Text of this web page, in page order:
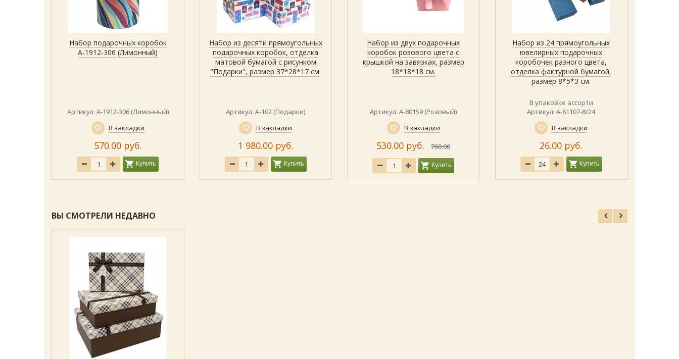
Быстрый просмотр
Показать
Набор подарочных коробок
А-1912-306 (Лимонный)
Артикул: А-1912-306 (Лимонный)
В закладки
570.00 руб.
Купить
Быстрый просмотр
Показать
Набор из десяти прямоугольных
подарочных коробок, отделка
матовой бумагой с рисунком
"Подарки", размер 37*28*17 см.
Артикул: А-102 (Подарки)
В закладки
1 980.00 руб.
Купить
Быстрый просмотр
Показать
Набор из двух подарочных
коробок розового цвета с
крышкой на завязках, размер
18*18*18 см.
Артикул: А-80159 (Розовый)
В закладки
530.00 руб. 760.00
Купить
Быстрый просмотр
Показать
Набор из 24 прямоугольных
ювелирных подарочных
коробочек разного цвета,
отделка фактурной бумагой,
размер 8*5*3 см.
В упаковке ассорти
Артикул: А-61107-8/24
В закладки
26.00 руб.
Купить
ВЫ СМОТРЕЛИ НЕДАВНО